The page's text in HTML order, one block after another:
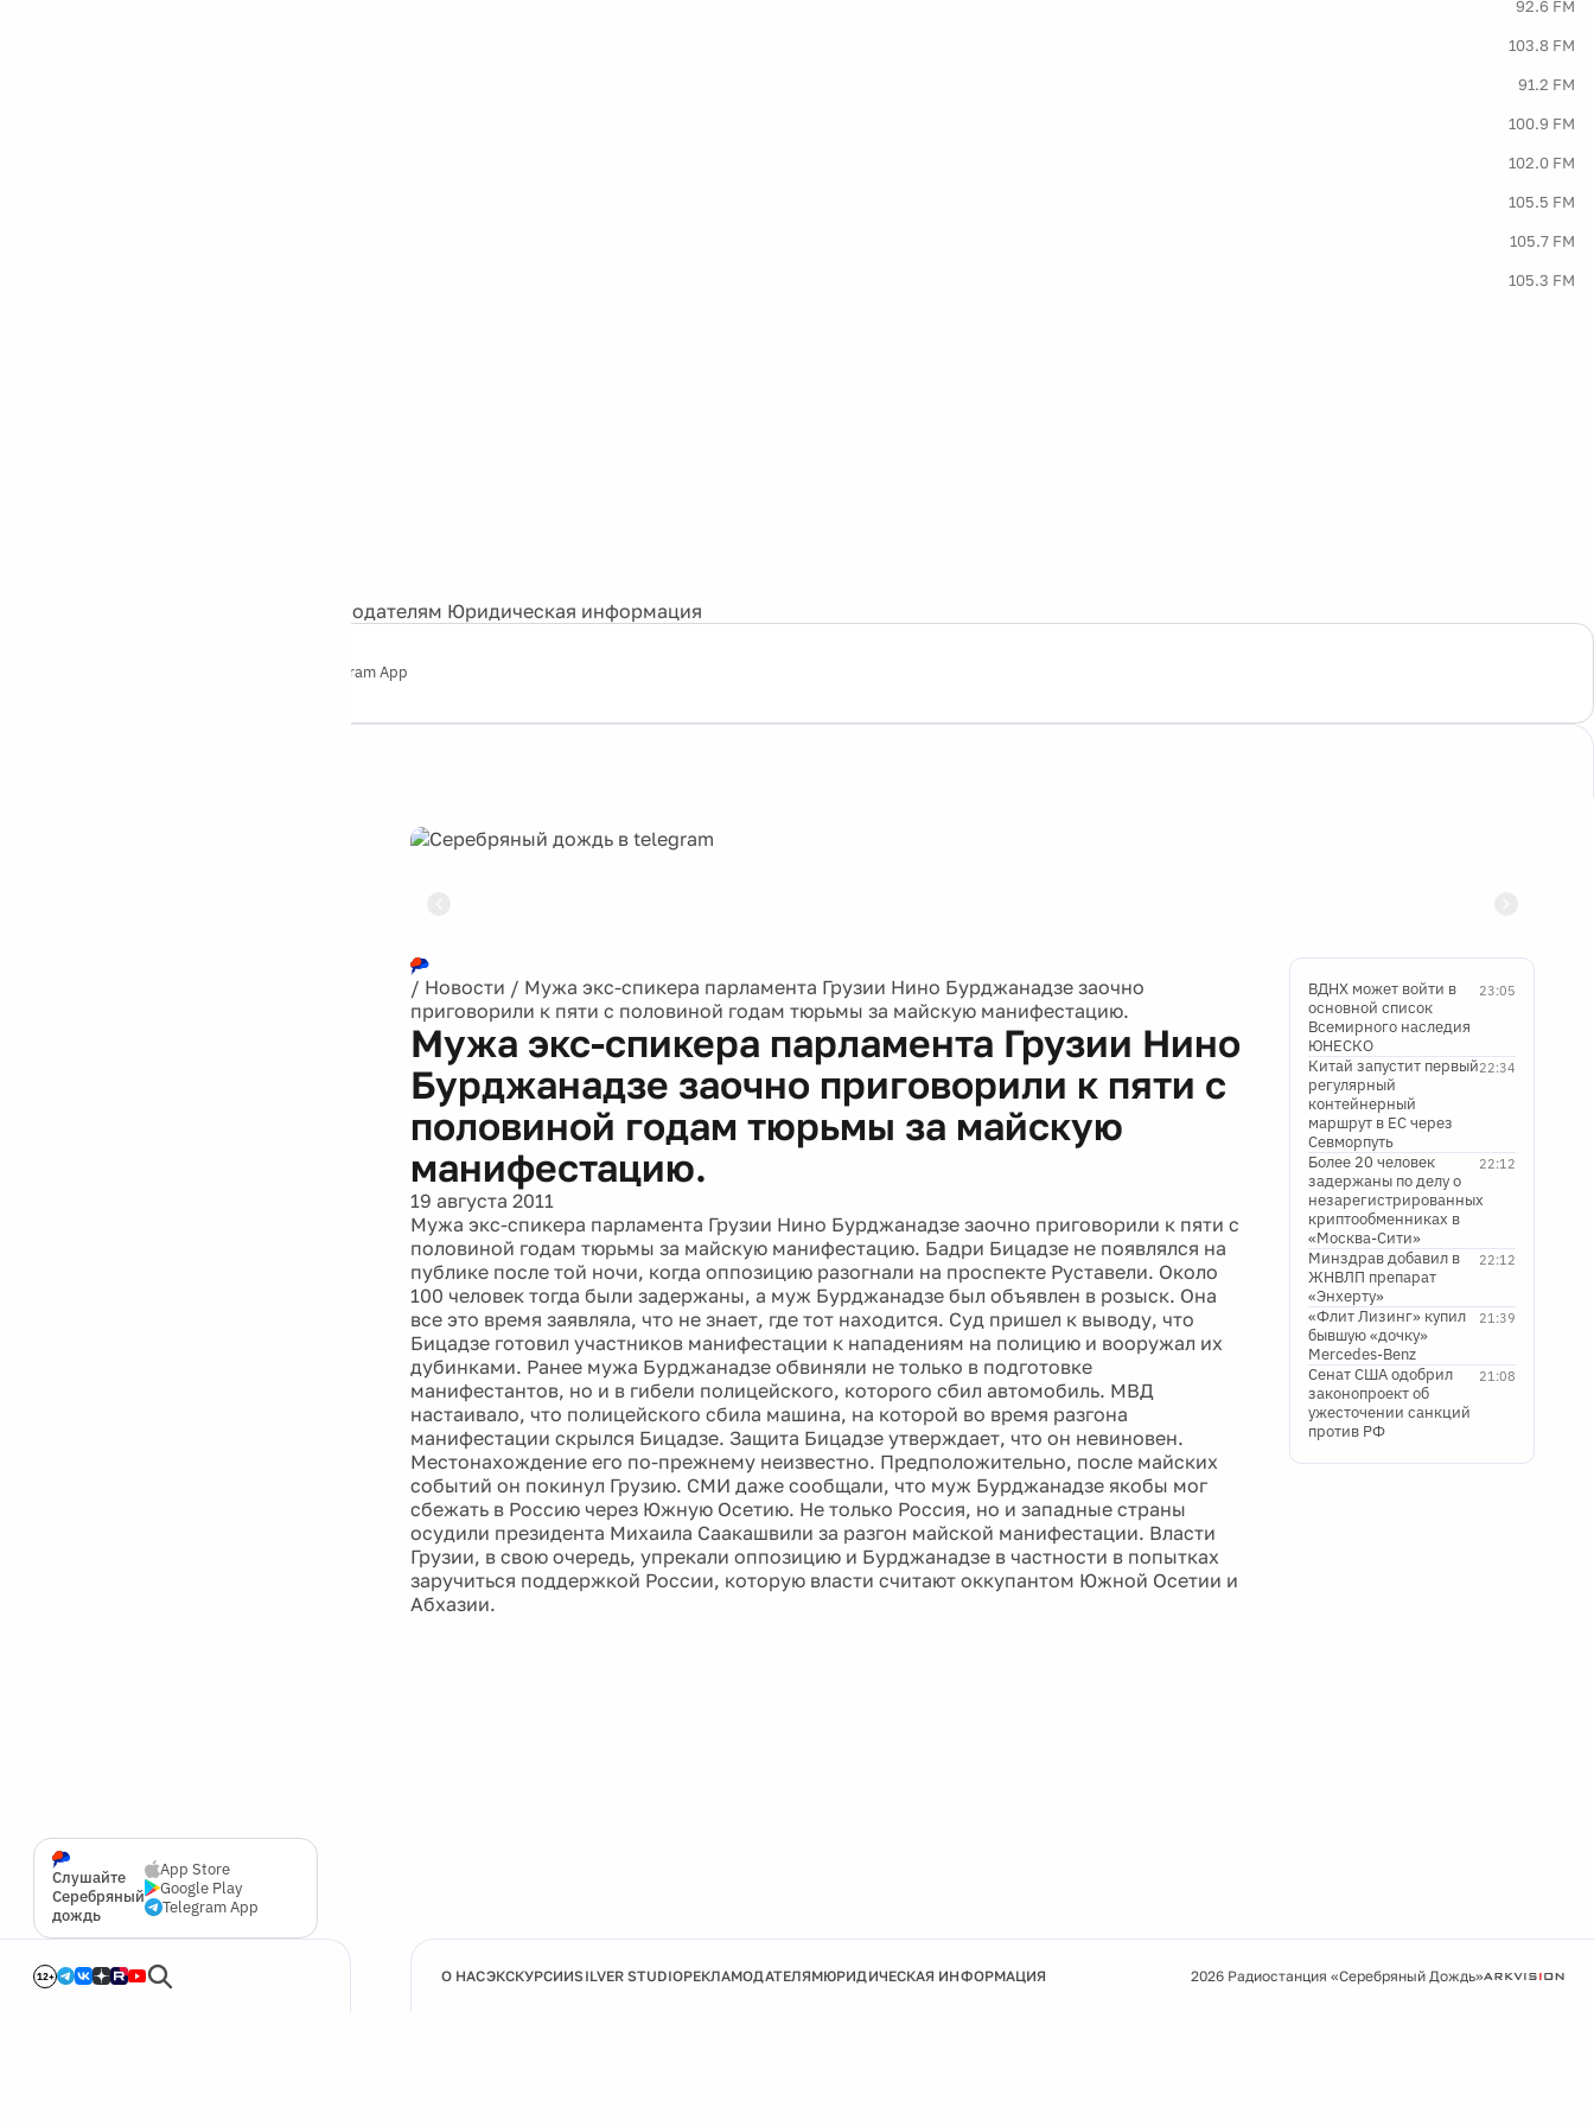
92.6 FM
103.8 FM
91.2 FM
100.9 FM
102.0 FM
105.5 FM
105.7 FM
105.3 FM
Рекламодателям Юридическая информация
Telegram App
Слушайте
Серебряный
дождь
App Store
Google Play
Telegram App
12+
/ Новости / Мужа экс-спикера парламента Грузии Нино Бурджанадзе заочно
приговорили к пяти с половиной годам тюрьмы за майскую манифестацию.
Мужа экс-спикера парламента Грузии Нино
Бурджанадзе заочно приговорили к пяти с
половиной годам тюрьмы за майскую
манифестацию.
19 августа 2011
Мужа экс-спикера парламента Грузии Нино Бурджанадзе заочно приговорили к пяти с
половиной годам тюрьмы за майскую манифестацию. Бадри Бицадзе не появлялся на
публике после той ночи, когда оппозицию разогнали на проспекте Руставели. Около
100 человек тогда были задержаны, а муж Бурджанадзе был объявлен в розыск. Она
все это время заявляла, что не знает, где тот находится. Суд пришел к выводу, что
Бицадзе готовил участников манифестации к нападениям на полицию и вооружал их
дубинками. Ранее мужа Бурджанадзе обвиняли не только в подготовке
манифестантов, но и в гибели полицейского, которого сбил автомобиль. МВД
настаивало, что полицейского сбила машина, на которой во время разгона
манифестации скрылся Бицадзе. Защита Бицадзе утверждает, что он невиновен.
Местонахождение его по-прежнему неизвестно. Предположительно, после майских
событий он покинул Грузию. СМИ даже сообщали, что муж Бурджанадзе якобы мог
сбежать в Россию через Южную Осетию. Не только Россия, но и западные страны
осудили президента Михаила Саакашвили за разгон майской манифестации. Власти
Грузии, в свою очередь, упрекали оппозицию и Бурджанадзе в частности в попытках
заручиться поддержкой России, которую власти считают оккупантом Южной Осетии и
Абхазии.
23:05
ВДНХ может войти в
основной список
Всемирного наследия
ЮНЕСКО
22:34
Китай запустит первый
регулярный
контейнерный
маршрут в ЕС через
Севморпуть
22:12
Более 20 человек
задержаны по делу о
незарегистрированных
криптообменниках в
«Москва-Сити»
22:12
Минздрав добавил в
ЖНВЛП препарат
«Энхерту»
21:39
«Флит Лизинг» купил
бывшую «дочку»
Mercedes-Benz
21:08
Сенат США одобрил
законопроект об
ужесточении санкций
против РФ
О НАСЭКСКУРСИИSILVER STUDIOРЕКЛАМОДАТЕЛЯМЮРИДИЧЕСКАЯ ИНФОРМАЦИЯ 2026 Радиостанция «Серебряный Дождь»